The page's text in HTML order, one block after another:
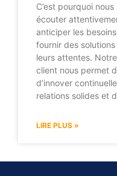
C’est pourquoi
écouter
anticiper les
fournir des
leurs attentes.
client nous permet
d’innover
relations solides et
LIRE PLUS »